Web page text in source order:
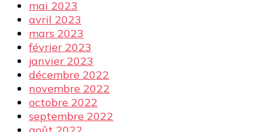
mai 2023
avril 2023
mars 2023
février 2023
janvier 2023
décembre 2022
novembre 2022
octobre 2022
septembre 2022